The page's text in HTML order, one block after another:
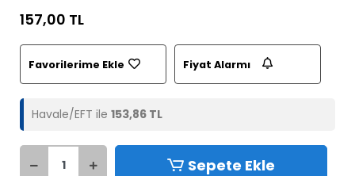
157,00 TL
Favorilerime Ekle Fiyat Alarmı
Havale/EFT ile 153,86 TL
Sepete Ekle